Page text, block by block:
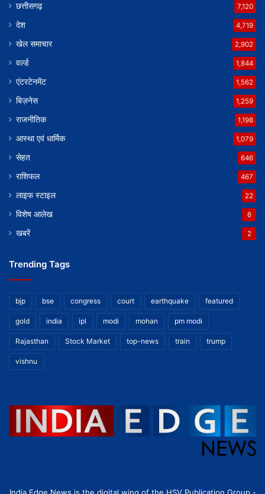
छत्तीसगढ़ 7,120
देश 4,719
खेल समाचार 2,902
वर्ल्ड 1,844
एंटरटेनमेंट 1,562
बिज़नेस 1,259
राजनीतिक 1,198
आस्था एवं धार्मिक 1,079
सेहत 646
राशिफल 467
लाइफ स्टाइल 22
विशेष आलेख 6
खबरें 2
Trending Tags
bjp bse congress court earthquake featured
gold india ipl modi mohan pm modi
Rajasthan Stock Market top-news train trump
vishnu